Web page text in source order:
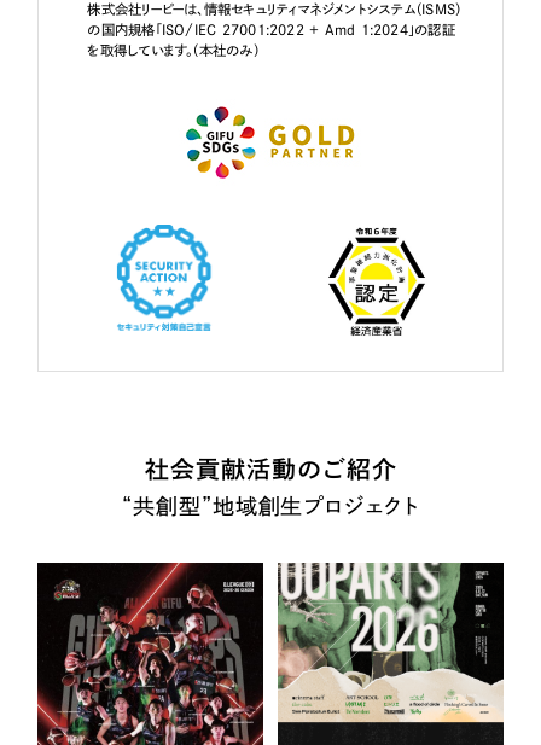
株式会社リーピーは、情報セキュリティマネジメントシステム（ISMS）
の国内規格「ISO/IEC 27001:2022 + Amd 1:2024」の認証
を取得しています。（本社のみ）
社会貢献活動のご紹介
“共創型”地域創生プロジェクト